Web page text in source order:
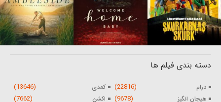
دسته بندی فیلم ها
درام (22816) کمدی (13646)
هیجان انگیز (9678) اکشن (7662)